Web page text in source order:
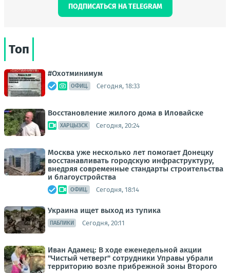
ПОДПИСАТЬСЯ НА TELEGRAM
Топ
#Охотминимум
ОФИЦ. Сегодня, 18:33
Восстановление жилого дома в Иловайске
ХАРЦЫЗСК Сегодня, 20:24
Москва уже несколько лет помогает Донецку
восстанавливать городскую инфраструктуру,
внедряя современные стандарты строительства
и благоустройства
ОФИЦ. Сегодня, 18:14
Украина ищет выход из тупика
ПАБЛИКИ Сегодня, 20:11
Иван Адамец: В ходе еженедельной акции
"Чистый четверг" сотрудники Управы убрали
территорию возле прибрежной зоны Второго